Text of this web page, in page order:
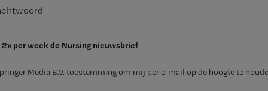
2x per week de Nursing nieuwsbrief
Media B.V. toestemming om mij per e-mail op de hoogte te